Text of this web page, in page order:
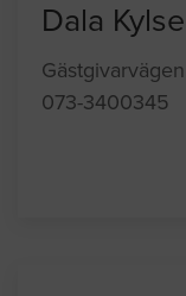
Dala
073-3400345